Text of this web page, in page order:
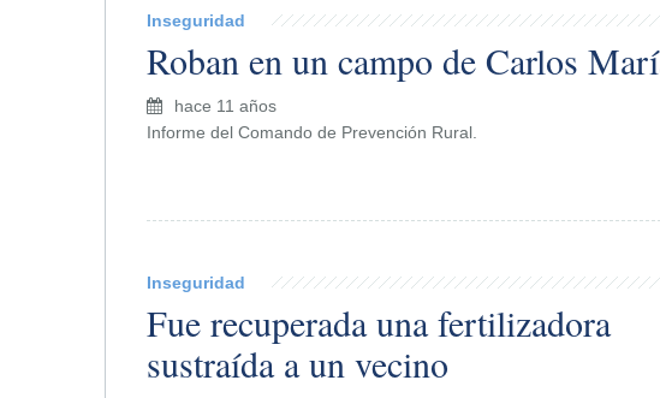
Inseguridad
Roban en un campo de Carlos
hace 11 años
Informe del Comando de Prevención Rural.
Inseguridad
Fue recuperada una fertilizadora
sustraída a un vecino